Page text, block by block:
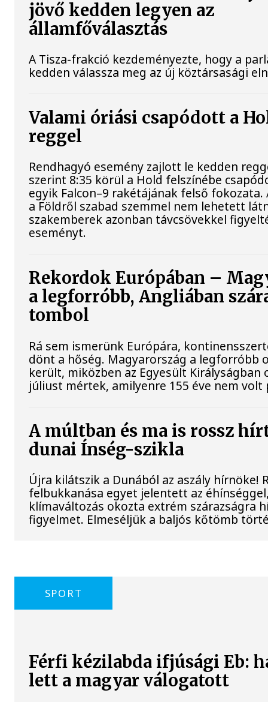
jövő kedden legyen az
államfőválasztás
A Tisza-frakció kezdeményezte, hogy a
kedden válassza meg az új köztársasági
Valami óriási csapódott a
reggel
Rendhagyó esemény zajlott le kedden
szerint 8:35 körül a Hold felszínébe
egyik Falcon–9 rakétájának felső fokozata.
a Földről szabad szemmel nem lehetett
szakemberek azonban távcsövekkel
eseményt.
Rekordok Európában –
a legforróbb, Angliában
tombol
Rá sem ismerünk Európára,
dönt a hőség. Magyarország a legforróbb
került, miközben az Egyesült Királyságban
júliust mértek, amilyenre 155 éve nem
A múltban és ma is rossz
dunai Ínség-szikla
Újra kilátszik a Dunából az aszály hírnöke!
felbukkanása egyet jelentett az
klímaváltozás okozta extrém szárazságra
figyelmet. Elmeséljük a baljós kőtömb
SPORT
Férfi kézilabda ifjúsági Eb:
lett a magyar válogatott